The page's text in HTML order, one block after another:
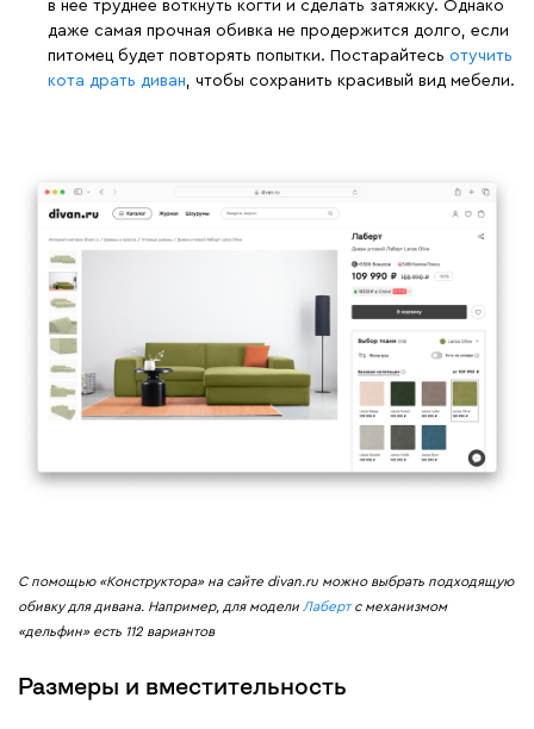
в нее труднее воткнуть когти и сделать затяжку. Однако
даже самая прочная обивка не продержится долго, если
питомец будет повторять попытки. Постарайтесь отучить
кота драть диван, чтобы сохранить красивый вид мебели.
С помощью «Конструктора» на сайте divan.ru можно выбрать подходящую
обивку для дивана. Например, для модели Лабертс механизмом
«дельфин» есть 112 вариантов
Размеры и вместительность